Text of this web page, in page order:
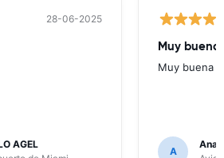
28-06-2025
AGEL
Muy buena
Muy buena
A
Ana